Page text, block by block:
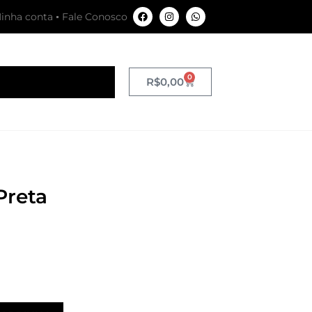
conta Fale Conosco
R$0,00 0